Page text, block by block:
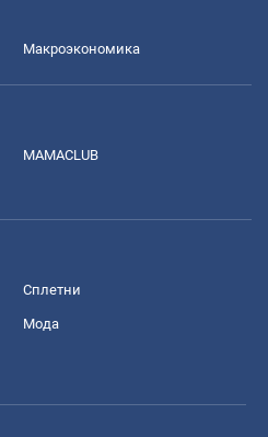
Mакроэкономика
MAMACLUB
Сплетни
Мода